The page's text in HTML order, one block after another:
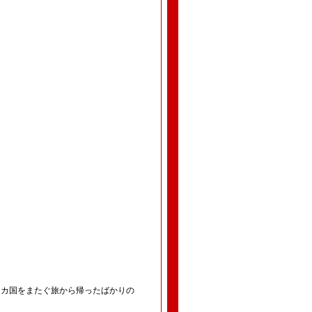
国をまたぐ旅から帰ったばかりの